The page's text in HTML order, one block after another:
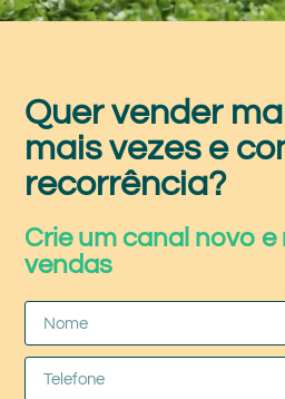
Quer vender
mais vezes e
recorrência?
Crie um canal novo
vendas